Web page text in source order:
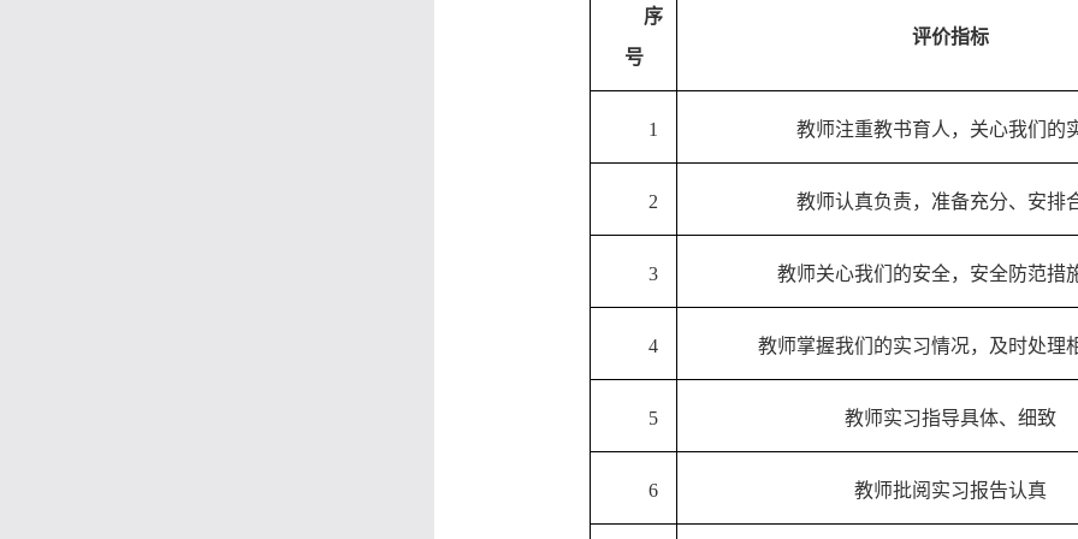
序
号
评价指标
1 教师注重教书育人，关心我们的
2 教师认真负责，准备充分、安排
3 教师关心我们的安全，安全防范措
4 教师掌握我们的实习情况，及时处理
5 教师实习指导具体、细致
6 教师批阅实习报告认真